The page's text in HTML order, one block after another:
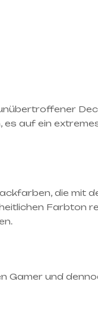
auf ein
die mit
Farbton
Gamer und